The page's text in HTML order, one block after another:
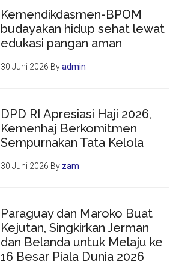
Kemendikdasmen-BPOM
budayakan hidup sehat lewat
edukasi pangan aman
30 Juni 2026 Byadmin
DPD RI Apresiasi Haji 2026,
Kemenhaj Berkomitmen
Sempurnakan Tata Kelola
30 Juni 2026 By zam
Paraguay dan Maroko Buat
Kejutan, Singkirkan Jerman
dan Belanda untuk Melaju ke
16 Besar Piala Dunia 2026